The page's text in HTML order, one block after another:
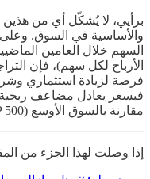
برأيي، لا يُشكّل أي من هذين
والأساسية في السوق. وعلى
السهم خلال العامين
الأرباح لكل سهم)، فإن
فرصة لزيادة استثماري
مقارنة بالسوق الأوسع (S&P 500) الذي يُعتبر مرتفع التكلفة.
إذا وصلت لهذا الجزء من